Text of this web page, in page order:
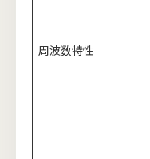
周波数特性